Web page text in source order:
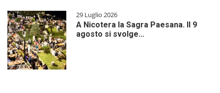
29 Luglio 2026
A Nicotera la Sagra Paesana. Il 9
agosto si svolge…